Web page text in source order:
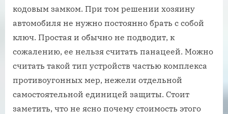
кодовым замком. При том решении хозяину
автомобиля не нужно постоянно брать с собой
ключ. Простая и обычно не подводит, к
сожалению, ее нельзя считать панацеей. Можно
считать такой тип устройств частью комплекса
противоугонных мер, нежели отдельной
самостоятельной единицей защиты. Стоит
заметить, что не ясно почему стоимость этого